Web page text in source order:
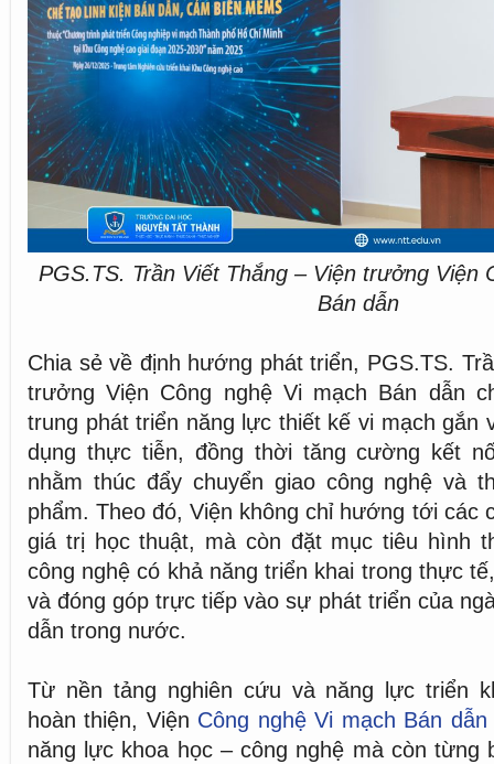
PGS.TS. Trần Viết Thắng – Viện trưởng Viện
Bán dẫn
Chia sẻ về định hướng phát triển, PGS.TS.
trưởng Viện Công nghệ Vi mạch Bán dẫn
trung phát triển năng lực thiết kế vi mạch gắn
dụng thực tiễn, đồng thời tăng cường kết
nhằm thúc đẩy chuyển giao công nghệ và
phẩm. Theo đó, Viện không chỉ hướng tới các
giá trị học thuật, mà còn đặt mục tiêu hình
công nghệ có khả năng triển khai trong thực
và đóng góp trực tiếp vào sự phát triển của
dẫn trong nước.
Từ nền tảng nghiên cứu và năng lực triển
hoàn thiện, Viện Công nghệ Vi mạch Bán dẫn
năng lực khoa học – công nghệ mà còn từng